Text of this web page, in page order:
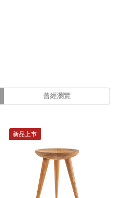
曾經瀏覽
新品上市